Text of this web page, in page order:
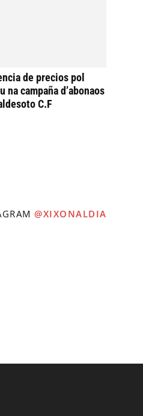
de precios pol
na campaña d’abonaos
C.F
@XIXONALDIA